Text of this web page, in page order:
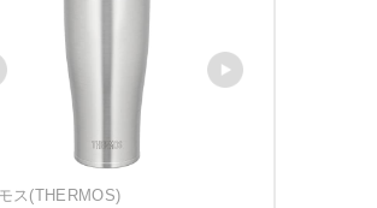
ス(THERMOS)